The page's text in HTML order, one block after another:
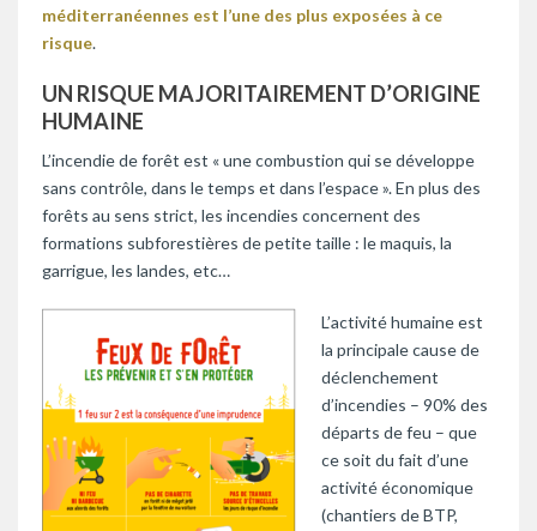
méditerranéennes est l’une des plus exposées à ce
risque.
UN RISQUE MAJORITAIREMENT D’ORIGINE
HUMAINE
L’incendie de forêt est « une combustion qui se développe
sans contrôle, dans le temps et dans l’espace ». En plus des
forêts au sens strict, les incendies concernent des
formations subforestières de petite taille : le maquis, la
garrigue, les landes, etc…
L’activité humaine est
la principale cause de
déclenchement
d’incendies – 90% des
départs de feu – que
ce soit du fait d’une
activité économique
(chantiers de BTP,